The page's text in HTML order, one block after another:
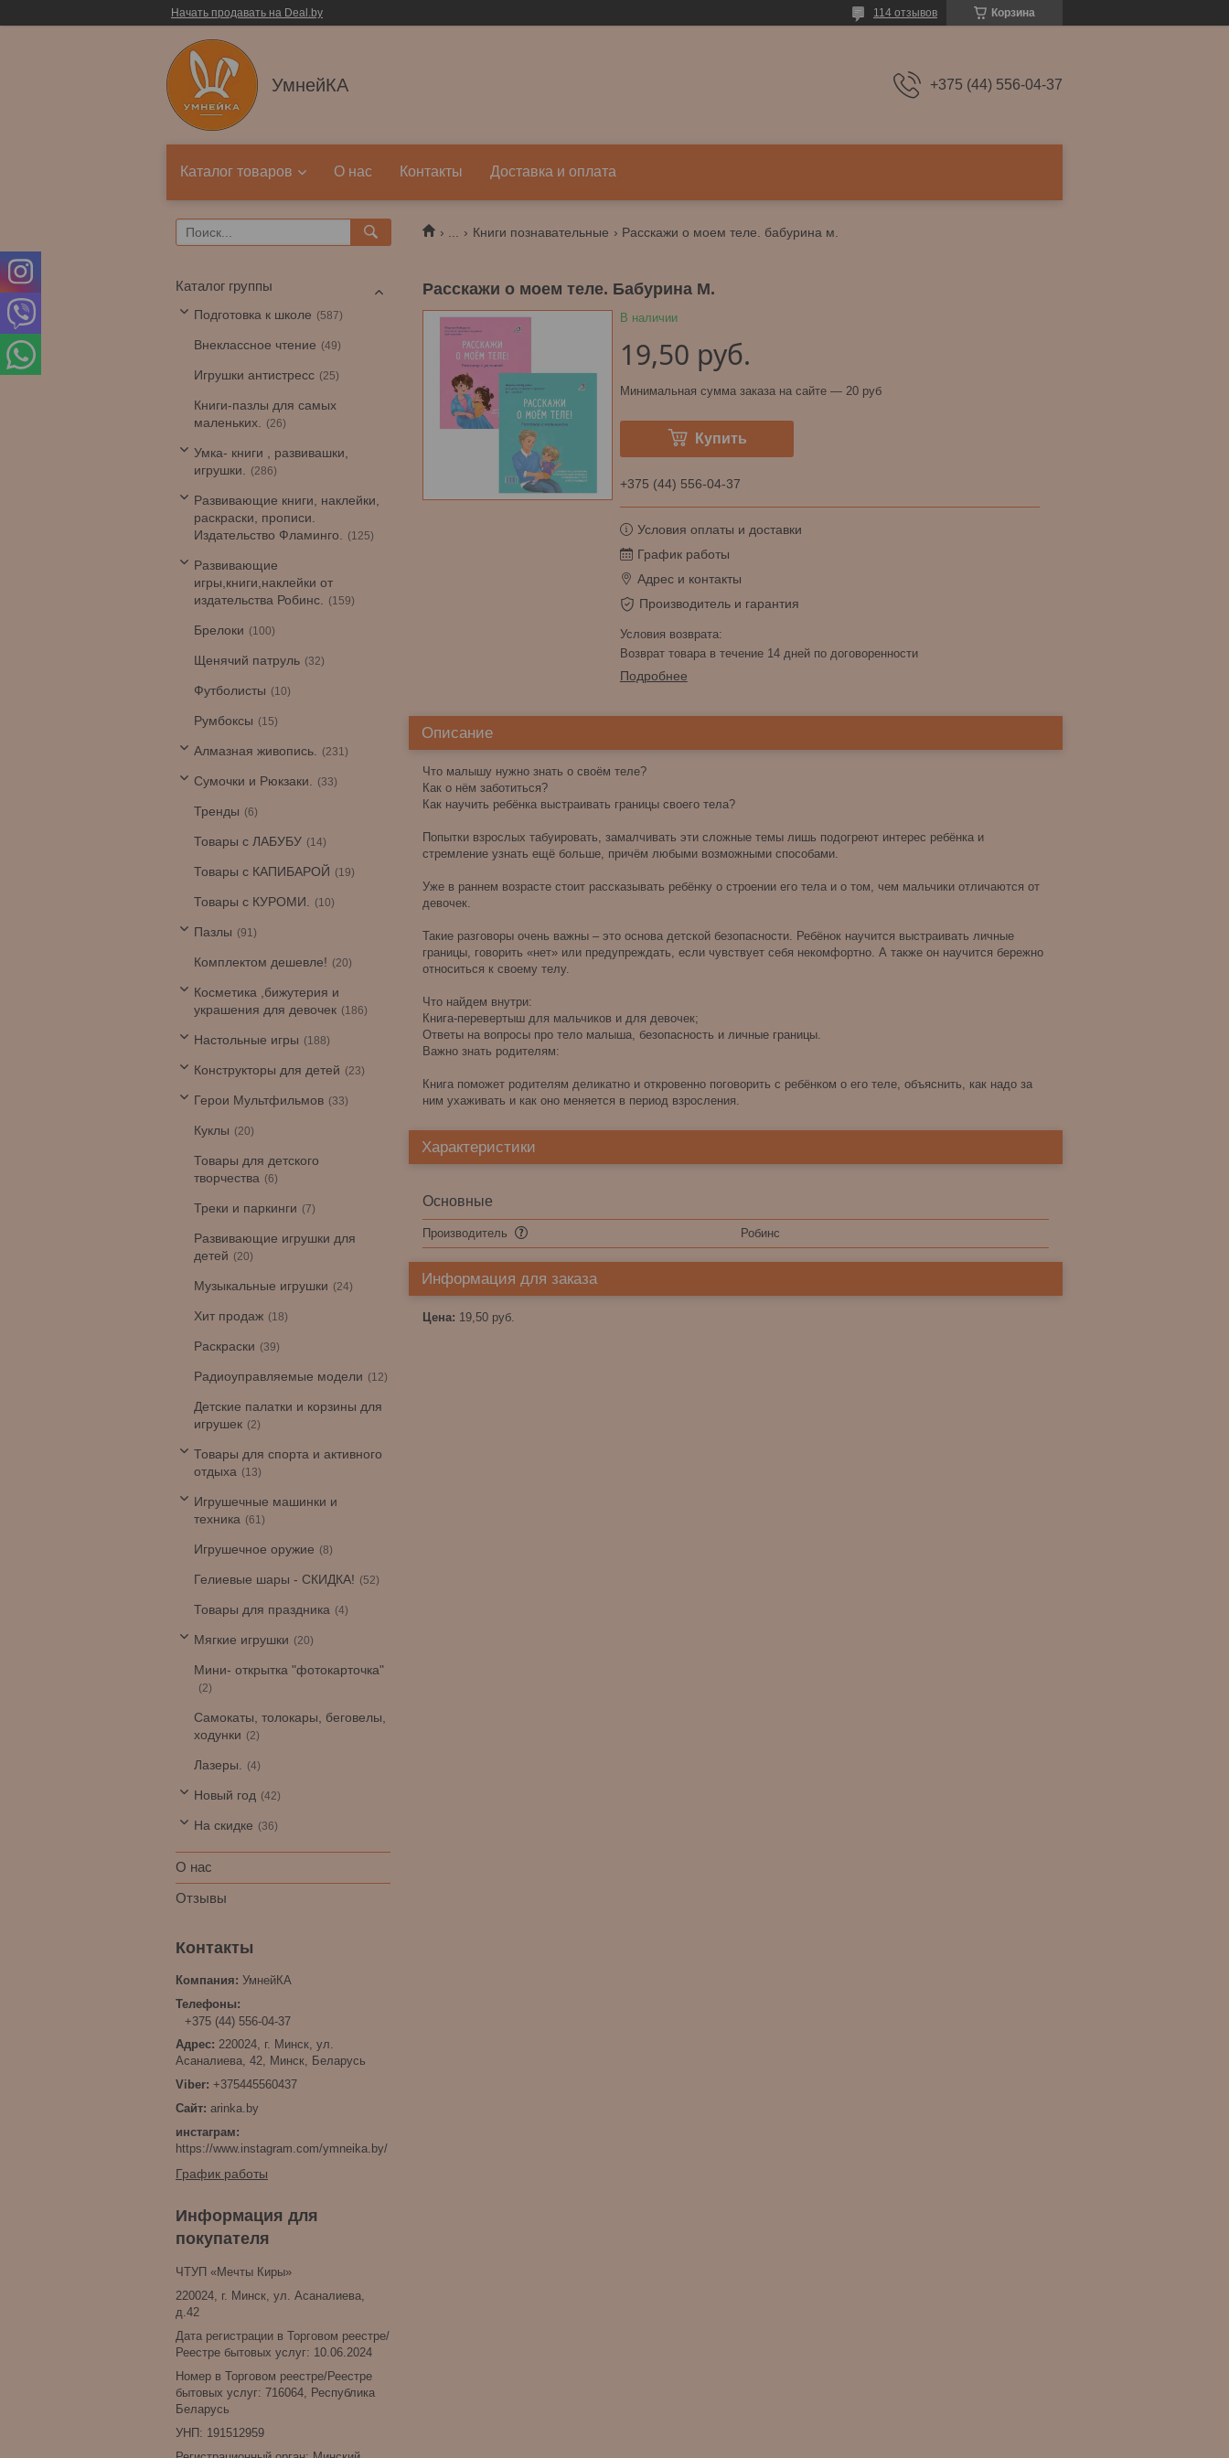
Начать продавать на Deal.by Корзина
114 отзывов
УмнейКА +375 (44) 556-04-37
Каталог товаров О нас Контакты Доставка и оплата
Книги познавательные Расскажи о моем теле. бабурина м.
Расскажи о моем теле. Бабурина М.
В наличии
19,50 руб.
Минимальная сумма заказа на сайте — 20 руб
Купить
+375 (44) 556-04-37
Условия оплаты и доставки
График работы
Адрес и контакты
Производитель и гарантия
возврат товара в течение 14 дней по договоренности
Подробнее
Описание
Что малышу нужно знать о своём теле?
Как о нём заботиться?
Как научить ребёнка выстраивать границы своего тела?
Попытки взрослых табуировать, замалчивать эти сложные темы лишь подогреют интерес ребёнка и
стремление узнать ещё больше, причём любыми возможными способами.
Уже в раннем возрасте стоит рассказывать ребёнку о строении его тела и о том, чем мальчики отличаются от
девочек.
Такие разговоры очень важны – это основа детской безопасности. Ребёнок научится выстраивать личные
границы, говорить «нет» или предупреждать, если чувствует себя некомфортно. А также он научится бережно
относиться к своему телу.
Что найдем внутри:
Книга-перевертыш для мальчиков и для девочек;
Ответы на вопросы про тело малыша, безопасность и личные границы.
Важно знать родителям:
Книга поможет родителям деликатно и откровенно поговорить с ребёнком о его теле, объяснить, как надо за
ним ухаживать и как оно меняется в период взросления.
Характеристики
Основные
Производитель Робинс
Информация для заказа
Цена: 19,50 руб.
Каталог группы
Подготовка к школе 587
Внеклассное чтение 49
Игрушки антистресс 25
Книги-пазлы для самых
маленьких.
26
Умка- книги , развивашки,
игрушки.
286
Развивающие книги, наклейки,
раскраски, прописи.
Издательство Фламинго.
125
Развивающие
игры,книги,наклейки от
издательства Робинс.
159
Брелоки 100
Щенячий патруль 32
Футболисты 10
Румбоксы 15
Алмазная живопись. 231
Сумочки и Рюкзаки. 33
Тренды 6
Товары с ЛАБУБУ 14
Товары с КАПИБАРОЙ 19
Товары с КУРОМИ. 10
Пазлы 91
Комплектом дешевле! 20
Косметика ,бижутерия и
украшения для девочек
186
Настольные игры 188
Конструкторы для детей 23
Герои Мультфильмов 33
Куклы 20
Товары для детского
творчества
6
Треки и паркинги 7
Развивающие игрушки для
детей
20
Музыкальные игрушки 24
Хит продаж 18
Раскраски 39
Радиоуправляемые модели 12
Детские палатки и корзины для
игрушек
2
Товары для спорта и активного
отдыха
13
Игрушечные машинки и
техника
61
Игрушечное оружие 8
Гелиевые шары - СКИДКА! 52
Товары для праздника 4
Мягкие игрушки 20
Мини- открытка "фотокарточка"
2
Самокаты, толокары, беговелы,
ходунки
2
Лазеры. 4
Новый год 42
На скидке 36
О нас
Отзывы
УмнейКА
+375 (44) 556-04-37
220024, г. Минск, ул.
Асаналиева, 42, Минск, Беларусь
+375445560437
arinka.by
инстаграм
https://www.instagram.com/ymneika.by/
График работы
Информация для
покупателя
ЧТУП «Мечты Киры»
220024, г. Минск, ул. Асаналиева,
д.42
Дата регистрации в Торговом реестре/
Реестре бытовых услуг: 10.06.2024
Номер в Торговом реестре/Реестре
бытовых услуг: 716064, Республика
Беларусь
УНП: 191512959